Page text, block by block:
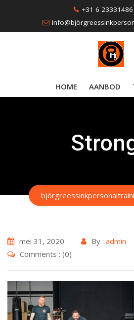
content
+31 6 23331486
HOME AANBOD
mei 31, 2020 By : admin
Comments : (0)